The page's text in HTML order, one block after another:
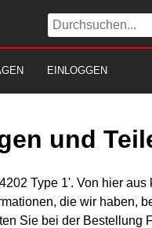
EINLOGGEN
und
Type 1'. Von hier
die wir haben,
Sie bei der Bestellung